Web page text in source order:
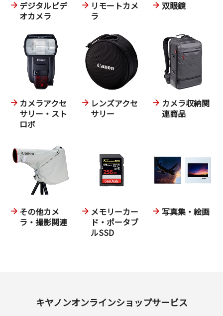
デジタルビデ
オカメラ
リモートカメ
ラ
双眼鏡
カメラアクセ
サリー・スト
ロボ
レンズアクセ
サリー
カメラ収納関
連商品
その他カメ
ラ・撮影関連
メモリーカー
ド・ポータブ
ルSSD
写真集・絵画
キヤノンオンラインショップサービス